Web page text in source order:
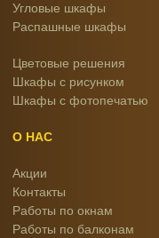
Угловые шкафы
Распашные шкафы
Цветовые решения
Шкафы с рисунком
Шкафы с фотопечатью
О НАС
Акции
Контакты
Работы по окнам
Работы по балконам